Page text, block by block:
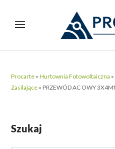
Procarte »Hurtownia Fotowoltaiczna »
Zasilające » PRZEWÓD AC OWY
Szukaj